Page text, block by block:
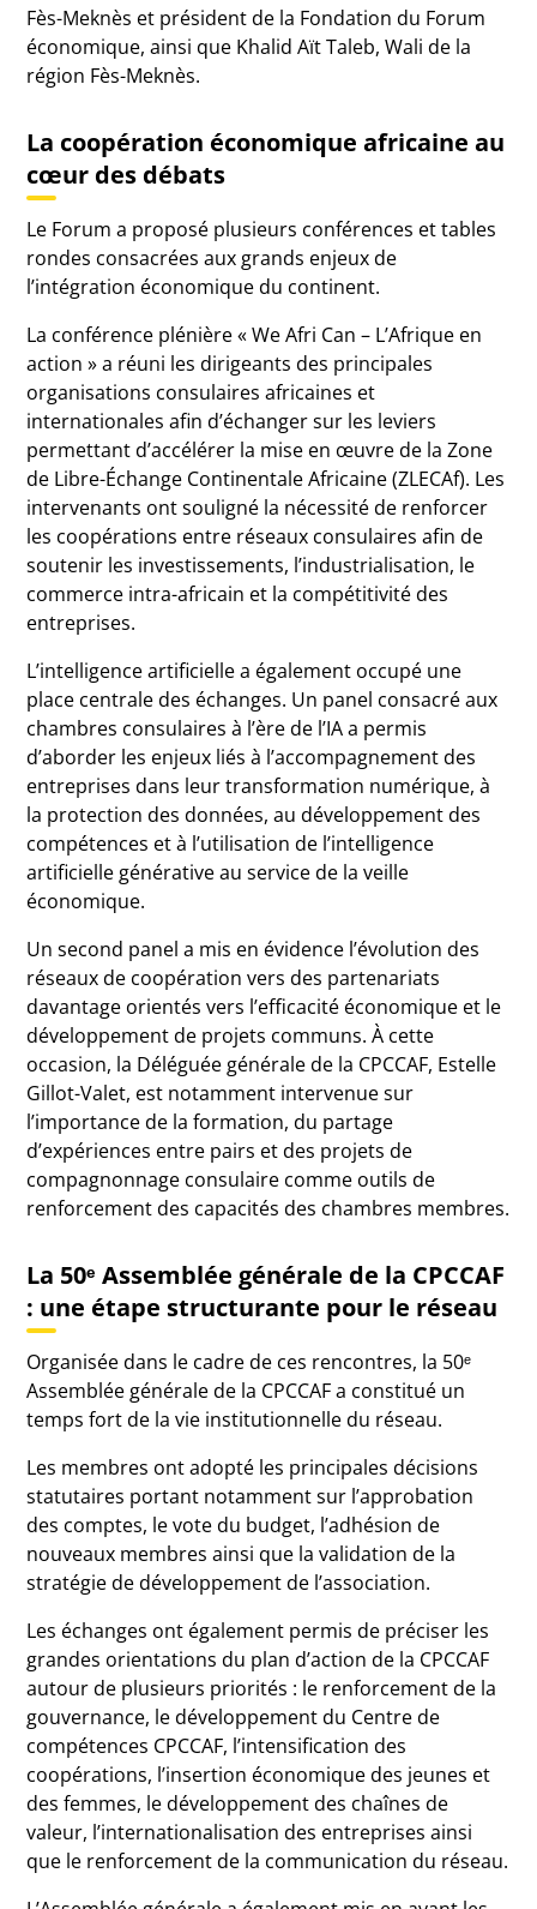
Fès-Meknès et président de la Fondation du Forum
économique, ainsi que Khalid Aït Taleb, Wali de la
région Fès-Meknès.
La coopération économique africaine au
cœur des débats
Le Forum a proposé plusieurs conférences et tables
rondes consacrées aux grands enjeux de
l’intégration économique du continent.
La conférence plénière « We Afri Can – L’Afrique en
action » a réuni les dirigeants des principales
organisations consulaires africaines et
internationales afin d’échanger sur les leviers
permettant d’accélérer la mise en œuvre de la Zone
de Libre-Échange Continentale Africaine (ZLECAf). Les
intervenants ont souligné la nécessité de renforcer
les coopérations entre réseaux consulaires afin de
soutenir les investissements, l’industrialisation, le
commerce intra-africain et la compétitivité des
entreprises.
L’intelligence artificielle a également occupé une
place centrale des échanges. Un panel consacré aux
chambres consulaires à l’ère de l’IA a permis
d’aborder les enjeux liés à l’accompagnement des
entreprises dans leur transformation numérique, à
la protection des données, au développement des
compétences et à l’utilisation de l’intelligence
artificielle générative au service de la veille
économique.
Un second panel a mis en évidence l’évolution des
réseaux de coopération vers des partenariats
davantage orientés vers l’efficacité économique et le
développement de projets communs. À cette
occasion, la Déléguée générale de la CPCCAF, Estelle
Gillot-Valet, est notamment intervenue sur
l’importance de la formation, du partage
d’expériences entre pairs et des projets de
compagnonnage consulaire comme outils de
renforcement des capacités des chambres membres.
La 50ᵉ Assemblée générale de la CPCCAF
: une étape structurante pour le réseau
Organisée dans le cadre de ces rencontres, la 50ᵉ
Assemblée générale de la CPCCAF a constitué un
temps fort de la vie institutionnelle du réseau.
Les membres ont adopté les principales décisions
statutaires portant notamment sur l’approbation
des comptes, le vote du budget, l’adhésion de
nouveaux membres ainsi que la validation de la
stratégie de développement de l’association.
Les échanges ont également permis de préciser les
grandes orientations du plan d’action de la CPCCAF
autour de plusieurs priorités : le renforcement de la
gouvernance, le développement du Centre de
compétences CPCCAF, l’intensification des
coopérations, l’insertion économique des jeunes et
des femmes, le développement des chaînes de
valeur, l’internationalisation des entreprises ainsi
que le renforcement de la communication du réseau.